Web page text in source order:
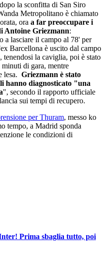
la sconfitta di San Siro
Metropolitano è chiamato
ora a far preoccupare i
Antoine Griezmann:
a lasciare il campo al 78' per
Barcellona è uscito dal campo
la caviglia, poi è stato
di gara, mentre
lesa. Griezmann è stato
hanno diagnosticato "una
", secondo il rapporto ufficiale
sui tempi di recupero.
per Thuram, messo ko
tempo, a Madrid sponda
le condizioni di
Prima sbaglia tutto, poi